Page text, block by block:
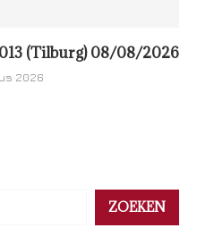
(Tilburg) 08/08/2026
2026
ZOEKEN